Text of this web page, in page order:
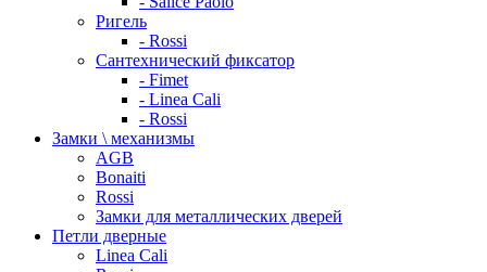
Ригель
- Rossi
Сантехнический фиксатор
- Fimet
- Linea Cali
- Rossi
Замки \ механизмы
AGB
Bonaiti
Rossi
Замки для металлических дверей
Петли дверные
Linea Cali